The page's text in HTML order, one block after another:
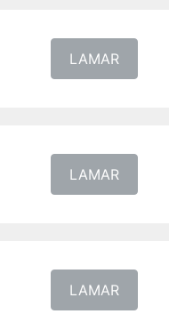
LAMAR
LAMAR
LAMAR